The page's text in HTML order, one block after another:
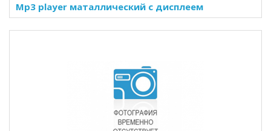
Mp3 player маталлический с дисплеем